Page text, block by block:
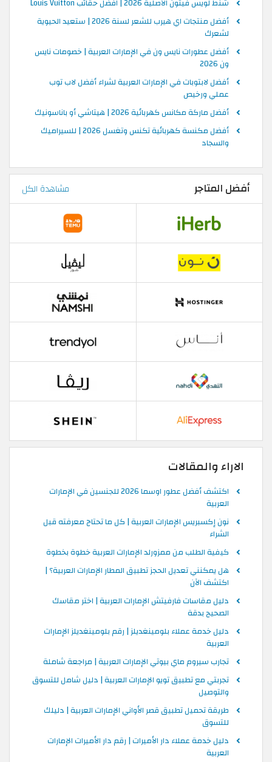
شنط لويس فيتون الأصلية 2026 | افضل حقائب Louis Vuitton
أفضل منتجات اي هيرب للشعر لسنة 2026 | ستعيد الحيوية
لشعرك
أفضل عطورات نايس ون في الإمارات العربية | خصومات نايس
ون 2026
أفضل لابتوبات في الإمارات العربية لشراء أفضل لاب توب
عملي ورخيص
أفضل ماركة مكانس كهربائية 2026 | هيتاشي أو باناسونيك
أفضل مكنسة كهربائية تكنس وتغسل 2026 | للسيراميك
والسجاد
أفضل المتاجر مشاهدة الكل
الاراء والمقالات
اكتشف أفضل عطور اوسما 2026 للجنسين في الإمارات
العربية
نون إكسبريس الإمارات العربية | كل ما تحتاج معرفته قبل
الشراء
كيفية الطلب من ممزورلد الإمارات العربية خطوة بخطوة
هل يمكنني تعديل الحجز تطبيق المطار الإمارات العربية؟ |
اكتشف الآن
دليل مقاسات فارفيتش الإمارات العربية | اختر مقاسك
الصحيح بدقة
دليل خدمة عملاء بلومينغديلز | رقم بلومينغديلز الإمارات
العربية
تجارب سيروم ماي بيوتي الإمارات العربية | مراجعة شاملة
تجربتي مع تطبيق تويو الإمارات العربية | دليل شامل للتسوق
والتوصيل
طريقة تحميل تطبيق قصر الأواني الإمارات العربية | دليلك
للتسوق
دليل خدمة عملاء دار الأميرات | رقم دار الأميرات الإمارات
العربية